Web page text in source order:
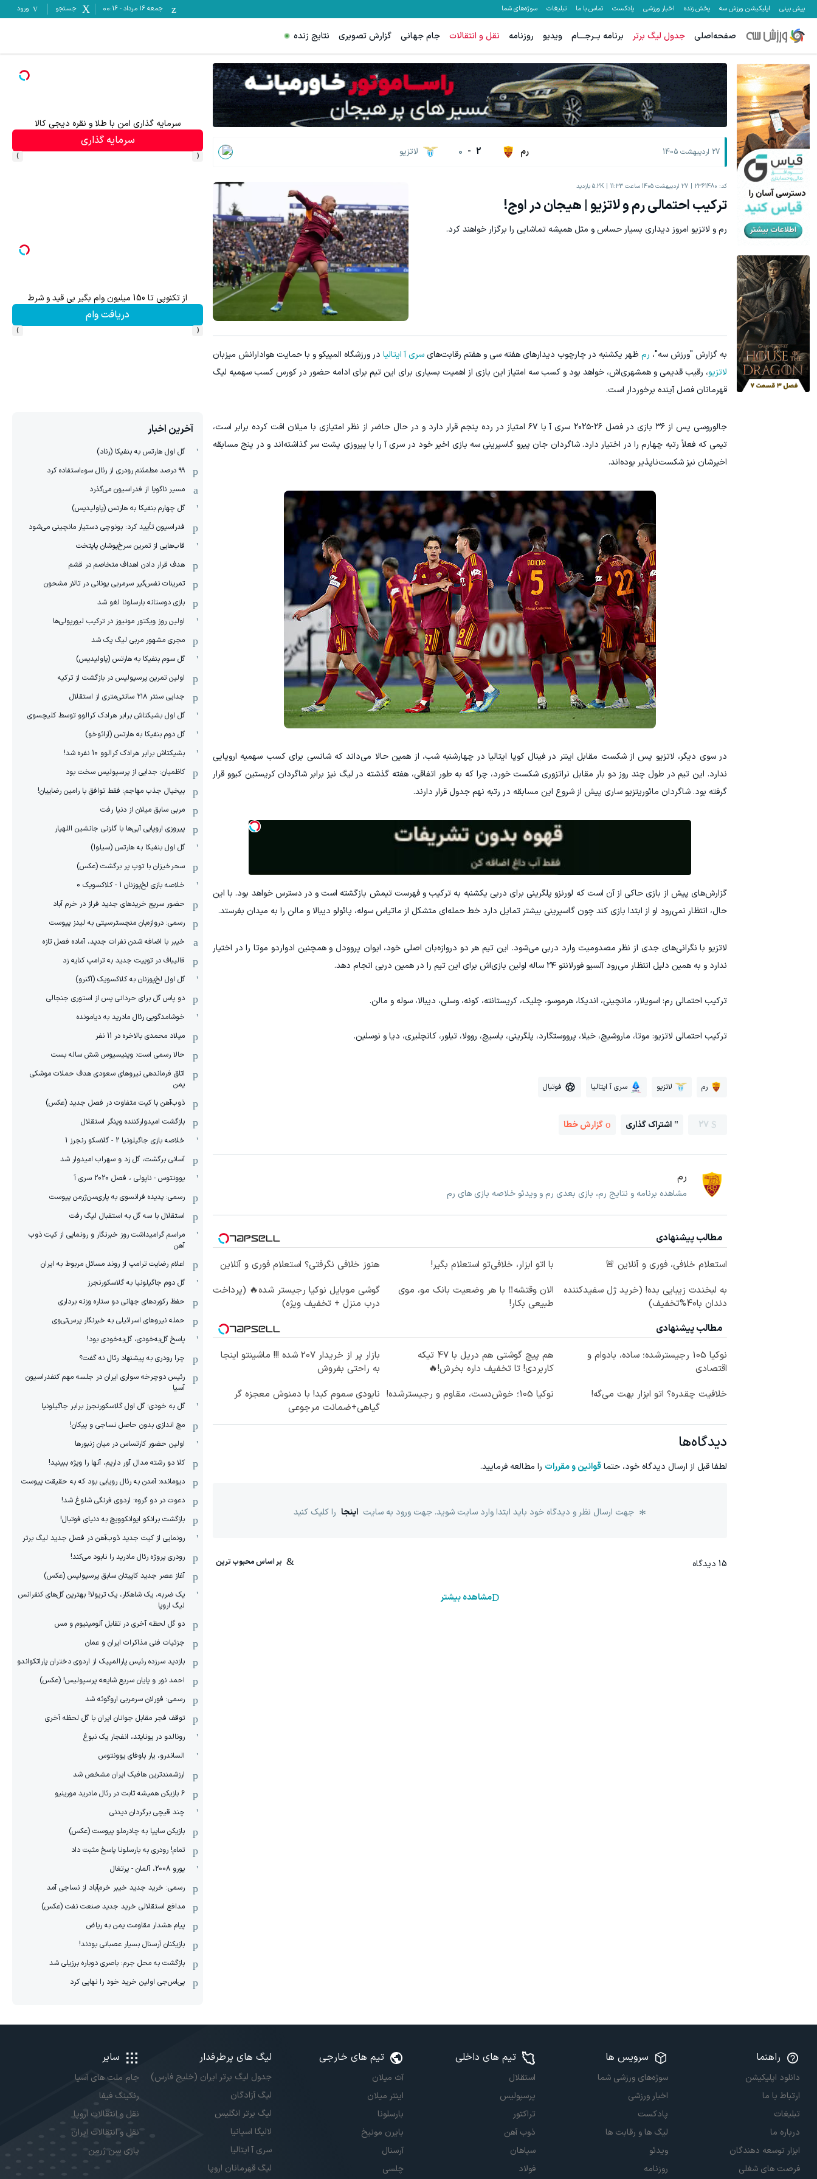
پیش بینی اپلیکیشن ورزش سه پخش زنده اخبار ورزشی پادکست تماس با ما تبلیغات سوژه‌های شما جمعه ۱۶ مرداد -
00:16 جستجو ورود
صفحه‌اصلی جدول لیگ برتر برنامه بــرجـــام ویدیو روزنامه نقل و انتقالات جام جهانی گزارش تصویری نتایج زنده
27 اردیبهشت 1405 رم 2
-
0 لاتزیو
کد: 2361480 27 اردیبهشت 1405 ساعت 11:33 5.2K بازدید
ترکیب احتمالی رم و لاتزیو | هیجان در اوج!
رم و لاتزیو امروز دیداری بسیار حساس و مثل همیشه تماشایی را برگزار خواهند کرد.
به گزارش "ورزش سه"، رم ظهر یکشنبه در چارچوب دیدارهای هفته سی و هفتم رقابت‌هایسری آ ایتالیا در ورزشگاه المپیکو و با حمایت هوادارانش میزبان
لاتزیو، رقیب قدیمی و همشهری‌اش، خواهد بود و کسب سه امتیاز این بازی از اهمیت بسیاری برای این تیم برای ادامه حضور در کورس کسب سهمیه لیگ
قهرمانان فصل آینده برخوردار است.
جالوروسی پس از ۳۶ بازی در فصل ۲۶-۲۰۲۵ سری‌ آ با ۶۷ امتیاز در رده پنجم قرار دارد و در حال حاضر از نظر امتیازی با میلان افت‌ کرده برابر است،
تیمی که فعلاً رتبه چهارم را در اختیار دارد. شاگردان جان پیرو گاسپرینی سه بازی اخیر خود در سری‌ آ را با پیروزی پشت سر گذاشته‌اند و در پنج مسابقه
اخیرشان نیز شکست‌ناپذیر بوده‌اند.
در سوی دیگر، لاتزیو پس از شکست مقابل اینتر در فینال کوپا ایتالیا در چهارشنبه شب، از همین حالا می‌داند که شانسی برای کسب سهمیه اروپایی
ندارد. این تیم در طول چند روز دو بار مقابل نراتزوری شکست خورد، چرا که به‌ طور اتفاقی، هفته گذشته در لیگ نیز برابر شاگردان کریستین کیوو قرار
گرفته بود. شاگردان مائوریتزیو ساری پیش از شروع این مسابقه در رتبه نهم جدول قرار دارند.
گزارش‌های پیش از بازی حاکی از آن است که لورنزو پلگرینی برای دربی یکشنبه به ترکیب و فهرست تیمش بازگشته است و در دسترس خواهد بود. با این
حال، انتظار نمی‌رود او از ابتدا بازی کند چون گاسپرینی بیشتر تمایل دارد خط حمله‌ای متشکل از ماتیاس سوله، پائولو دیبالا و مالن را به میدان بفرستد.
لاتزیو با نگرانی‌های جدی از نظر مصدومیت وارد دربی می‌شود. این تیم هر دو دروازه‌بان اصلی خود، ایوان پروودل و همچنین ادواردو موتا را در اختیار
ندارد و به همین دلیل انتظار می‌رود آلسیو فورلانتو ۲۴ ساله اولین بازی‌اش برای این تیم را در همین دربی انجام دهد.
ترکیب احتمالی رم: اسویلار، مانچینی، اندیکا، هرموسو، چلیک، کریستانته، کونه، وسلی، دیبالا، سوله و مالن.
ترکیب احتمالی لاتزیو: موتا، ماروشیچ، خیلا، پرووستگارد، پلگرینی، باسیچ، روولا، تیلور، کانچلیری، دیا و نوسلین.
رم لاتزیو سری آ ایتالیا فوتبال
27 اشتراک گذاری گزارش خطا
رم
مشاهده برنامه و نتایج رم، بازی بعدی رم و ویدئو خلاصه بازی های رم
مطالب پیشنهادی
استعلام خلافی، فوری و آنلاین 🚨
با اتو ابزار، خلافی‌تو استعلام بگیر!
هنوز خلافی نگرفتی؟ استعلام فوری و آنلاین
به لبخندت زیبایی بده! (خرید ژل سفیدکننده
دندان با40%تخفیف)
الان وقتشه‼️ با هر وضعیت بانک مو، موی
طبیعی بکار!
گوشی موبایل نوکیا رجیستر شده🔥 (پرداخت
درب منزل + تخفیف ویژه)
مطالب پیشنهادی
نوکیا 105 رجیسترشده؛ ساده، بادوام و
اقتصادی
هم پیچ گوشتی هم دریل با 47 تیکه
کاربردی! تا تخفیف داره بخرش!🔥
بازار پر از خریدار 207 شده !!! ماشینتو اینجا
به راحتی بفروش
خلافیت چقدره؟ اتو ابزار بهت می‌گه!
نوکیا 105؛ خوش‌دست، مقاوم و رجیسترشده!
نابودی سموم کبد! با دمنوش معجزه گر
گیاهی+ضمانت مرجوعی
دیدگاه‌ها
لطفا قبل از ارسال دیدگاه خود، حتماقوانین و مقررات را مطالعه فرمایید.
جهت ارسال نظر و دیدگاه خود باید ابتدا وارد سایت شوید. جهت ورود به سایت اینجا را کلیک کنید
15 دیدگاه
مشاهده بیشتر
سرمایه گذاری امن با طلا و نقره دیجی کالا
سرمایه گذاری
‹
›
از تکنوپی تا 150 میلیون وام بگیر بی قید و شرط
دریافت وام
‹
›
آخرین اخبار
گل اول هارتس به بنفیکا (رناد)
۹۹ درصد مطمئنم رودری از رئال سوءاستفاده کرد
مسیر ناگویا از فدراسیون می‌گذرد
گل چهارم بنفیکا به هارتس (پاولیدیس)
فدراسیون تأیید کرد: بونوچی دستیار مانچینی می‌شود
قاب‌هایی از تمرین سرخ‌پوشان پایتخت
هدف قرار دادن اهداف متخاصم در قشم
‏تمرینات نفس‌گیر سرمربی یونانی در تالار مشحون
بازی دوستانه بارسلونا لغو شد
اولین روز ویکتور مونیوز در ترکیب لیورپولی‌ها
مجری مشهور مربی لیگ یک شد
گل سوم بنفیکا به هارتس (پاولیدیس)
اولین تمرین پرسپولیس در بازگشت از ترکیه
جدایی سنتر ۲۱۸ سانتی‌متری از استقلال
گل اول بشیکتاش برابر هرادک کرالوو توسط کلیچسوی
گل دوم بنفیکا به هارتس (آرائوخو)
بشیکتاش برابر هرادک کرالوو 10 نفره شد!
کاظمیان: جدایی از پرسپولیس سخت بود
بیخیال جذب مهاجم: فقط توافق با رامین رضاییان!
مربی سابق میلان از دنیا رفت
پیروزی اروپایی آبی‌ها با گلزنی جانشین اللهیار
گل اول بنفیکا به هارتس (سیلوا)
سحرخیزان با توپ پر برگشت (عکس)
خلاصه بازی لخ‌پوزنان 1 - کلاکسویک 0
حضور سریع خریدهای جدید فراز در خرم آباد
رسمی: دروازه‌بان منچسترسیتی به لیدز پیوست
خیبر با اضافه شدن نفرات جدید، آماده فصل تازه
قالیباف در توییت جدید به ترامپ کنایه زد
گل اول لخ‌پوزنان به کلاکسویک (آگنرو)
دو پاس گل برای حردانی پس از استوری جنجالی
خوشامدگویی رئال مادرید به دیامونده
میلاد محمدی بالاخره در 11 نفر
حالا رسمی است: وینیسیوس شش ساله بست
اتاق فرماندهی نیروهای سعودی هدف حملات موشکی
یمن
ذوب‌آهن با کیت متفاوت در فصل جدید (عکس)
بازگشت امیدوارکننده وینگر استقلال
خلاصه بازی جاگیلونیا 2 - گلاسکو رنجرز 1
آسانی برگشت، گل زد و سهراب امیدوار شد
یوونتوس - ناپولی ، فصل 2020 سری آ
رسمی: پدیده فرانسوی به پاری‌سن‌ژرمن پیوست
استقلال با سه گل به استقبال لیگ رفت
مراسم گرامیداشت روز خبرنگار و رونمایی از کیت ذوب
آهن
اعلام رضایت ترامپ از روند مسائل مربوط به ایران
گل دوم جاگیلونیا به گلاسکورنجرز
حفظ رکوردهای جهانی دو ستاره وزنه برداری
حمله نیروهای اسرائیلی به خبرنگار پرس‌تی‌وی
پاسخ گل‌به‌خودی، گل‌به‌خودی بود!
چرا رودری به پیشنهاد رئال نه گفت؟
رئیس دوچرخه سواری ایران در جلسه مهم کنفدراسیون
آسیا
گل به خودی؛ گل اول گلاسکورنجرز برابر جاگیلونیا
مچ اندازی بدون حاصل نساجی و پیکان!
اولین حضور کارتساس در میان زنبورها
کلا دو‌ رشته مدال آور داریم، آنها را ویژه ببینید!
دیومانده: آمدن به رئال رویایی بود که به حقیقت پیوست
دعوت در دو گروه: اردوی فرنگی شلوغ شد!
بازگشت برانکو ایوانکوویچ به دنیای فوتبال!
رونمایی از کیت جدید ذوب‌آهن در فصل جدید لیگ برتر
رودری پروژه رئال مادرید را نابود می‌کند!
آغاز عصر جدید کاپیتان سابق پرسپولیس (عکس)
یک ضربه، یک شاهکار، یک تریولا! بهترین گل‌های کنفرانس
لیگ اروپا
دو گل لحظه آخری در تقابل آلومینیوم و مس
جزئیات فنی مذاکرات ایران و عمان
بازدید سرزده رئیس پارالمپیک از اردوی دختران پاراتکواندو
احمد نور و پایان سریع شایعه پرسپولیس! (عکس)
رسمی: فورلان سرمربی اروگوئه شد
توقف فجر مقابل جوانان ایران با گل لحظه آخری
رونالدو در یونایتد، انفجار یک نبوغ
الساندرو، یار باوفای یوونتوس
ارزشمندترین هافبک ایران مشخص شد
6 بازیکن همیشه ثابت در رئال مادرید مورینیو
چند قیچی برگردان دیدنی
بازیکن سایپا به چادرملو پیوست (عکس)
تمام! رودری به بارسلونا پاسخ مثبت داد
یورو 2008، آلمان - پرتغال
رسمی: خرید جدید خیبر خرم‌آباد از نساجی آمد
مدافع استقلالی خرید جدید صنعت نفت (عکس)
پیام هشدار مقاومت یمن به ریاض
بازیکنان آرسنال بسیار عصبانی بودند!
بازگشت به محل جرم: باصری دوباره برزیلی شد
پی‌اس‌جی اولین خرید خود را نهایی کرد
راهنما
دانلود اپلیکیشن
ارتباط با ما
تبلیغات
درباره ما
ابزار توسعه دهندگان
فرصت های شغلی
سرویس ها
سوژه‌های ورزشی شما
اخبار ورزشی
پادکست
لیگ ها و رقابت ها
ویدئو
روزنامه
تیم های داخلی
استقلال
پرسپولیس
تراکتور
ذوب آهن
سپاهان
فولاد
تیم های خارجی
آث میلان
اینتر میلان
بارسلونا
بایرن مونیخ
آرسنال
چلسی
لیگ های پرطرفدار
جدول لیگ برتر ایران (خلیج فارس)
لیگ آزادگان
لیگ برتر انگلیس
لالیگا اسپانیا
سری آ ایتالیا
لیگ قهرمانان اروپا
سایر
جام ملت های آسیا
رنکینگ فیفا
نقل و انتقالات اروپا
نقل و انتقالات ایران
پاری سن ژرمن